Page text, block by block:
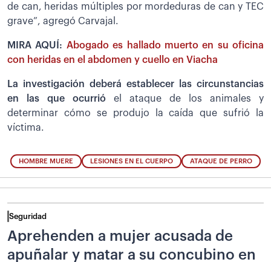
de can, heridas múltiples por mordeduras de can y TEC
grave”, agregó Carvajal.
MIRA AQUÍ: Abogado es hallado muerto en su oficina
con heridas en el abdomen y cuello en Viacha
La investigación deberá establecer las circunstancias
en las que ocurrió el ataque de los animales y
determinar cómo se produjo la caída que sufrió la
víctima.
HOMBRE MUERE LESIONES EN EL CUERPO ATAQUE DE PERRO
Seguridad
Aprehenden a mujer acusada de
apuñalar y matar a su concubino en